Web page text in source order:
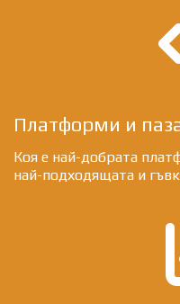
Платформи и
Коя е най-добрата
най-подходящата и